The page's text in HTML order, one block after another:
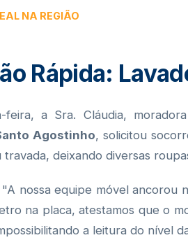
NA REGIÃO
Rápida:
feira, a Sra. Cláudia,
Agostinho, solicitou
deixando diversas
"A nossa equipe móvel ancorou
na placa, atestamos que o
a leitura do nível